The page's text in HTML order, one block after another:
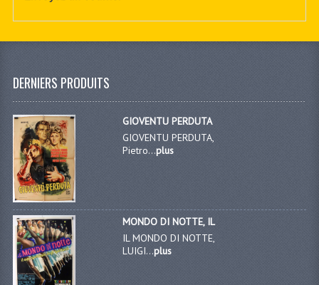
DERNIERS PRODUITS
GIOVENTU PERDUTA
GIOVENTU PERDUTA,
Pietro...plus
MONDO DI NOTTE, IL
IL MONDO DI NOTTE,
LUIGI...plus